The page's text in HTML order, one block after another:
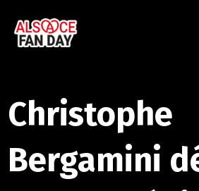
Christophe
Bergamini